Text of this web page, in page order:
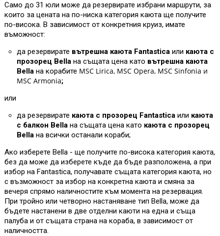
Само до 31 юли може да резервирате избрани маршрути, за
които за цената на по-ниска категория каюта ще получите
по-висока. В зависимост от конкретния круиз, имате
въможност:
да резервирате вътрешна каюта Fantasticaили каюта с
прозорец Bellaна същата цена като вътрешна каюта
Bella на корабите MSC Lirica, MSC Opera, MSC Sinfonia и
MSC Armonia;
или
да резервирате каюта с прозорец Fantasticaили каюта
с балкон Bellaна същата цена като каюта с прозорец
Bella на всички останали кораби;
Ако изберете Bella - ще получите по-висока категория каюта,
без да може да изберете къде да бъде разположена, а при
избор на Fantastica, получавате същата категория каюта, но
с възможност за избор на конкретна каюта и смяна за
вечеря спрямо наличностите към момента на резервация.
При тройно или четворно настаняване тип Bella, може да
бъдете настанени в две отделни каюти на една и съща
палуба и от същата страна на кораба, в зависимост от
наличността.